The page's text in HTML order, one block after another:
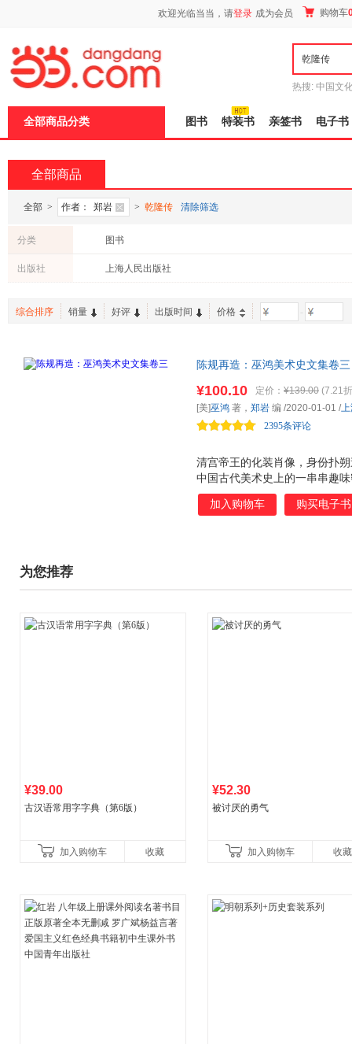
欢迎光临当当，请登录 成为会员 购物车
热搜: 中国文
全部商品分类 图书 特装书 亲签书 电子书
全部商品
全部 > 作者： 郑岩 > 乾隆传 清除筛选
分类 图书
出版社 上海人民出版社
综合排序 销量 好评 出版时间 价格 -
陈规再造：巫鸿美术史文集卷
楼梦》，探索中国传统艺术里
物馆“画屏”展览的先声
清宫帝王的化装肖像，身份扑
中国古代美术史上的一串串趣
传统艺术注重程式，充满 陈规
表现，然而，相似的图像在不
¥100.10 定价： ¥139.00 (7.21
2395条评论
[美]巫鸿 著， 郑岩 编 /2020-01-01 /
加入购物车 购买电子书
为您推荐
¥39.00
古汉语常用字字典（第6版）
加入购物车 收藏
¥52.30
被讨厌的勇气
加入购物车 收藏
页
加